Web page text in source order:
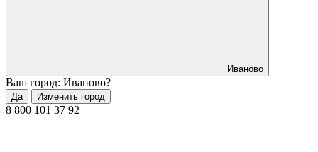
Иваново
Ваш город: Иваново?
Да Изменить город
8 800 101 37 92